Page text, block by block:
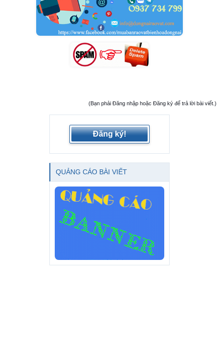
(Bạn phải Đăng nhập hoặc Đăng ký để trả lời bài viết.)
Đăng ký!
QUẢNG CÁO BÀI VIẾT